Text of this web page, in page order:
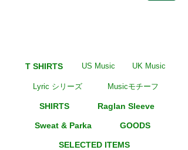
T SHIRTS US Music UK Music
Lyric シリーズ
SHIRTS
Sweat & Parka
Musicモチーフ
Raglan Sleeve
GOODS
SELECTED ITEMS